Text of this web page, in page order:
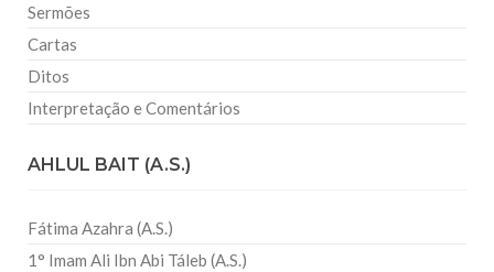
Sermões
Cartas
Ditos
Interpretação e Comentários
AHLUL BAIT (A.S.)
Fátima Azahra (A.S.)
1° Imam Ali Ibn Abi Táleb (A.S.)